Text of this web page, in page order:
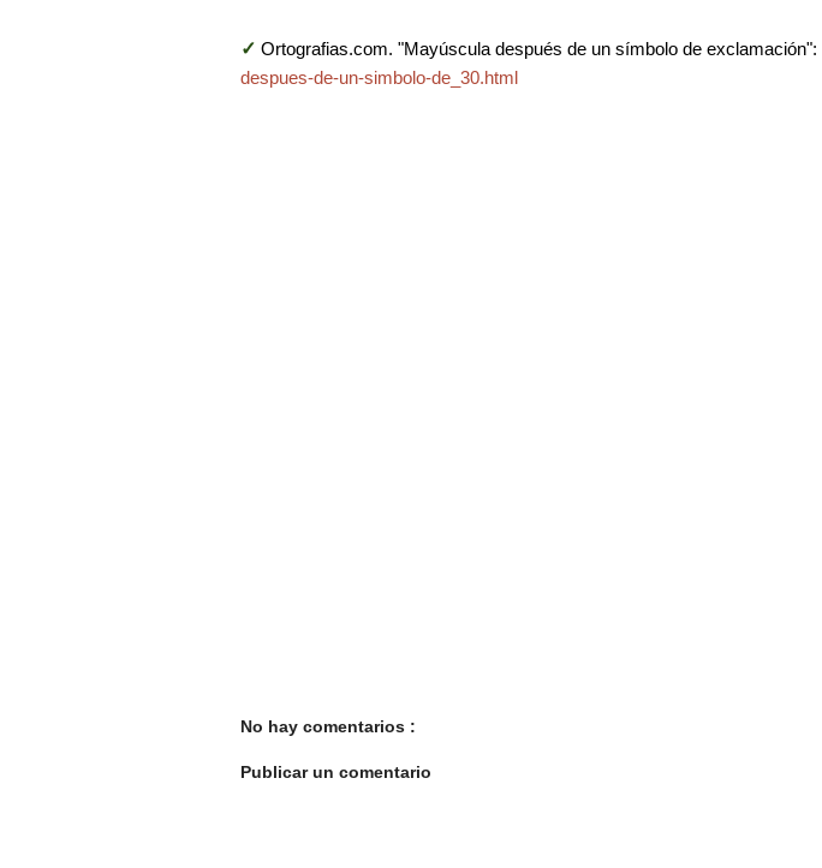
✓ Ortografias.com. "Mayúscula después de un símbolo de exclamación":
despues-de-un-simbolo-de_30.html
No hay comentarios :
Publicar un comentario